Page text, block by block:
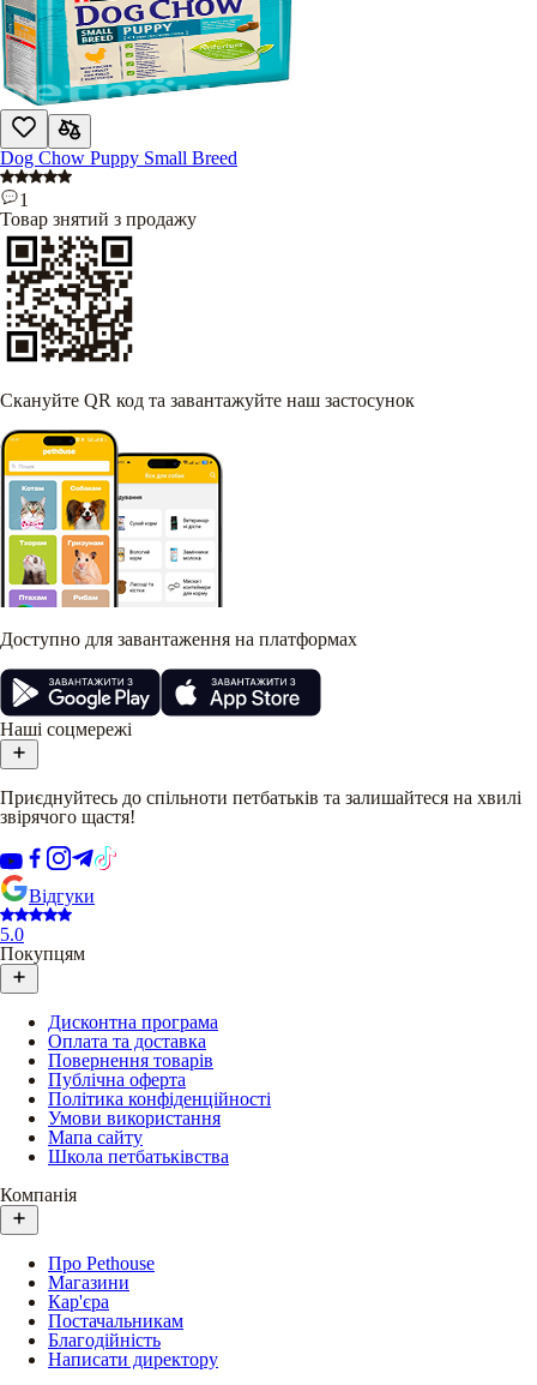
Dog Chow Puppy Small Breed
1
Товар знятий з продажу
Скануйте QR код та завантажуйте наш застосунок
Доступно для завантаження на платформах
Наші соцмережі
Приєднуйтесь до спільноти петбатьків та залишайтеся на хвилі
звірячого щастя!
Відгуки
5.0
Покупцям
Дисконтна програма
Оплата та доставка
Повернення товарів
Публічна оферта
Політика конфіденційності
Умови використання
Мапа сайту
Школа петбатьківства
Компанія
Про Pethouse
Магазини
Кар'єра
Постачальникам
Благодійність
Написати директору